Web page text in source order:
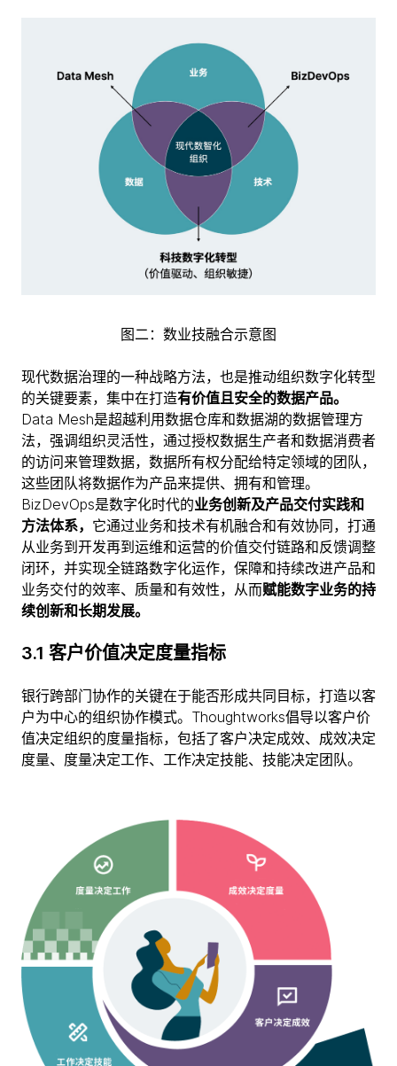
图二：数业技融合示意图
现代数据治理的一种战略方法，也是推动组织数字化转型
的关键要素，集中在打造有价值且安全的数据产品。
Data Mesh是超越利用数据仓库和数据湖的数据管理方
法，强调组织灵活性，通过授权数据生产者和数据消费者
的访问来管理数据，数据所有权分配给特定领域的团队，
这些团队将数据作为产品来提供、拥有和管理。
BizDevOps是数字化时代的业务创新及产品交付实践和
方法体系， 它通过业务和技术有机融合和有效协同，打通
从业务到开发再到运维和运营的价值交付链路和反馈调整
闭环，并实现全链路数字化运作，保障和持续改进产品和
业务交付的效率、质量和有效性，从而赋能数字业务的持
续创新和长期发展。
3.1 客户价值决定度量指标
银行跨部门协作的关键在于能否形成共同目标，打造以客
户为中心的组织协作模式。Thoughtworks倡导以客户价
值决定组织的度量指标，包括了客户决定成效、成效决定
度量、度量决定工作、工作决定技能、技能决定团队。